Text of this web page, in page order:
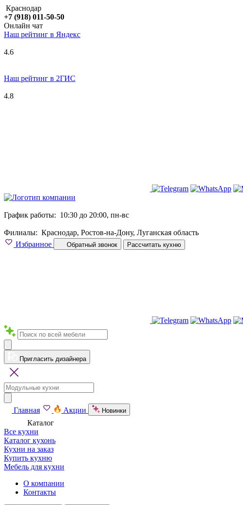
Краснодар
+7 (918) 011-50-50
Онлайн чат
Наш рейтинг в Яндекс
4.6
Наш рейтинг в 2ГИС
4.8
График работы: 10:30 до 20:00, пн-вс
Филиалы: Краснодар, Ростов-на-Дону, Луганская область
Избранное
Обратный звонок Рассчитать кухню
Пригласить дизайнера
Главная Акции Новинки
Каталог
Все кухни
Каталог кухонь
Кухни на заказ
Купить кухню
Мебель для кухни
О компании
Контакты